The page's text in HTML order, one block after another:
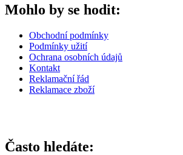
Mohlo by se hodit:
Obchodní podmínky
Podmínky užití
Ochrana osobních údajů
Kontakt
Reklamační řád
Reklamace zboží
Často hledáte: